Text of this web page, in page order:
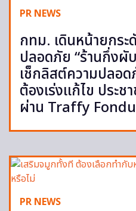
PR NEWS
กทม. เดินหน้ายกระ
ปลอดภัย “ร้านกึ่งผั
เช็กลิสต์ความปลอ
ต้องเร่งแก้ไข ประช
ผ่าน Traffy
PR NEWS